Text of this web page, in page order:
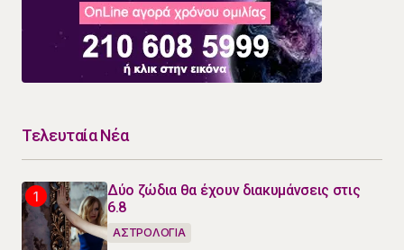
Τελευταία Νέα
Δύο ζώδια θα έχουν διακυμάνσεις στις
6.8
ΑΣΤΡΟΛΟΓΙΑ